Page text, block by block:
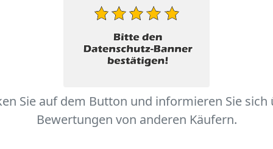
Sie auf dem Button und informieren Sie sich
Bewertungen von anderen Käufern.